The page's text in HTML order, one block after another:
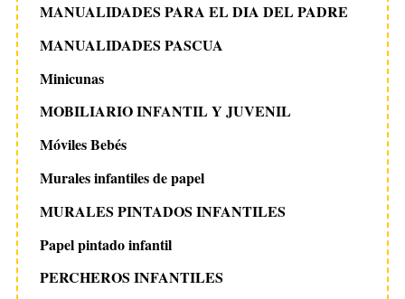
MANUALIDADES PARA EL DIA DEL PADRE
MANUALIDADES PASCUA
Minicunas
MOBILIARIO INFANTIL Y JUVENIL
Móviles Bebés
Murales infantiles de papel
MURALES PINTADOS INFANTILES
Papel pintado infantil
PERCHEROS INFANTILES